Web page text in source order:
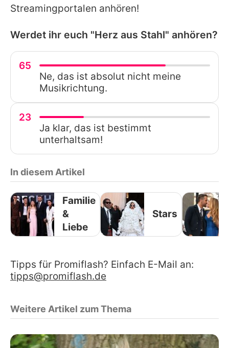
Streamingportalen anhören!
Werdet ihr euch "Herz aus Stahl" anhören?
65
Ne, das ist absolut nicht meine
Musikrichtung.
23
Ja klar, das ist bestimmt
unterhaltsam!
In diesem Artikel
Familie
&
Liebe
Stars
Tipps für Promiflash? Einfach E-Mail an:
tipps@promiflash.de
Weitere Artikel zum Thema